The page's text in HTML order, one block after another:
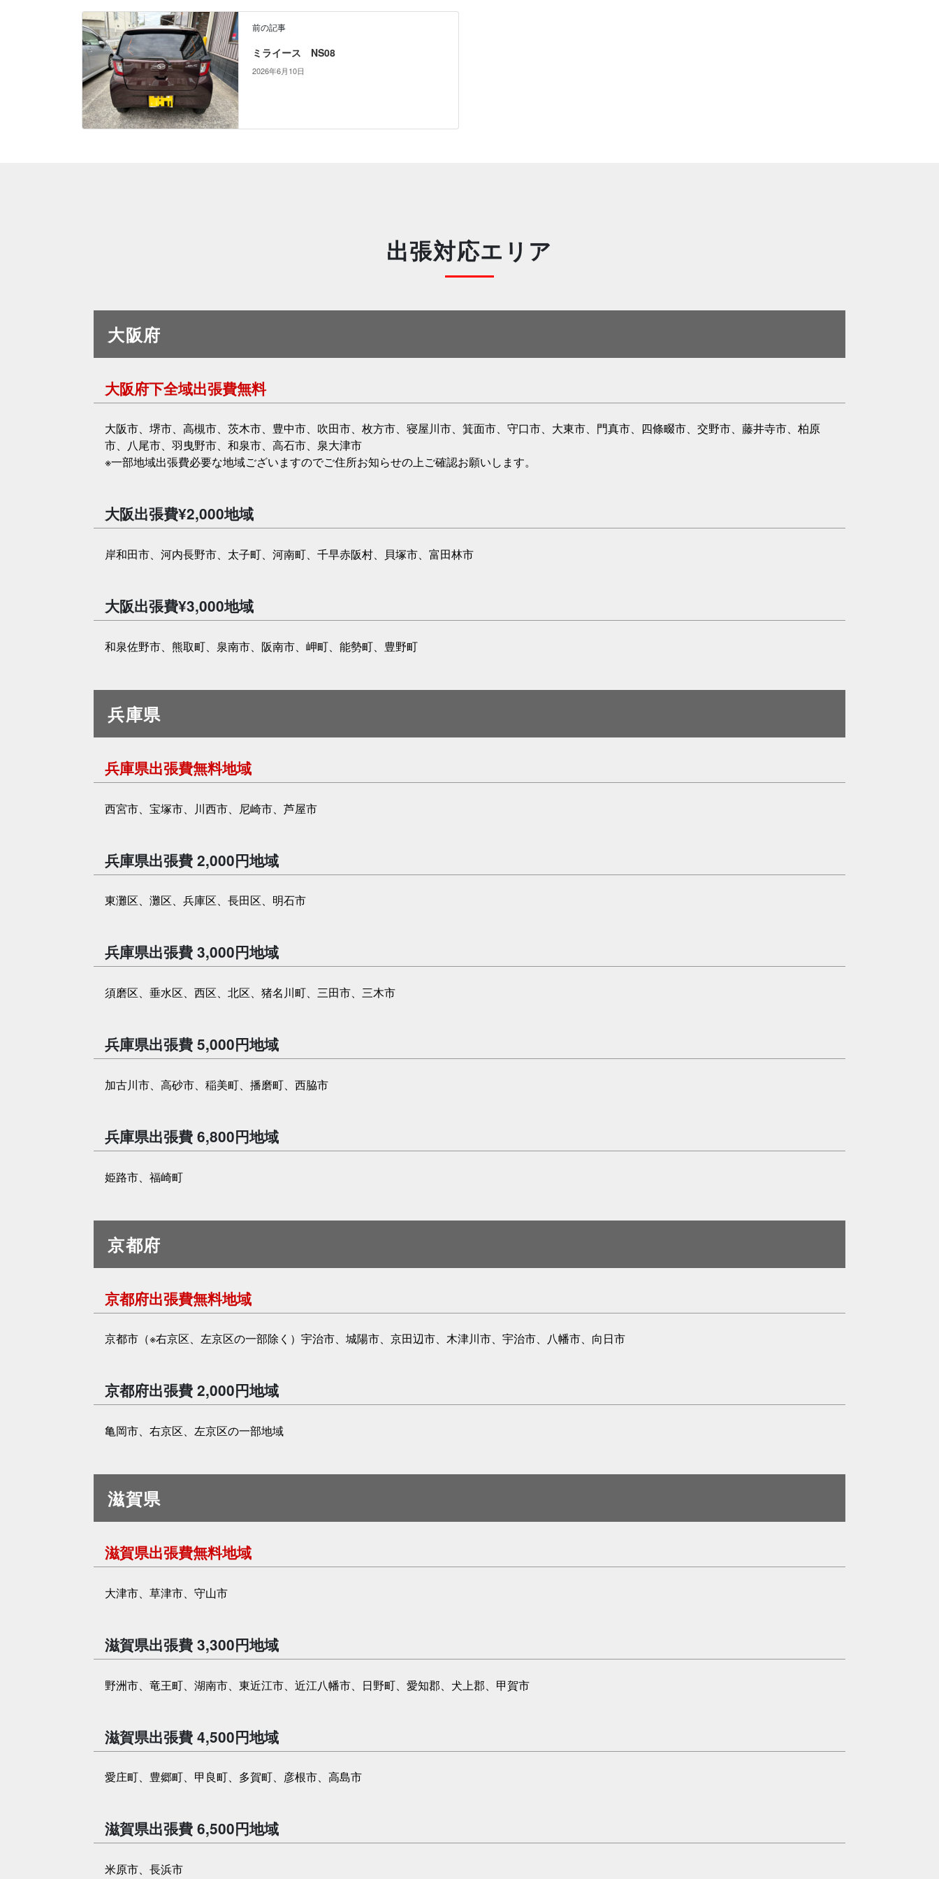
前の記事
ミライース NS08
2026年6月10日
出張対応エリア
大阪府
大阪府下全域出張費無料
大阪市、堺市、高槻市、茨木市、豊中市、吹田市、枚方市、寝屋川市、箕面市、守口市、大東市、門真市、四條畷市、交野市、藤井寺市、柏原
市、八尾市、羽曳野市、和泉市、高石市、泉大津市
※一部地域出張費必要な地域ございますのでご住所お知らせの上ご確認お願いします。
大阪出張費¥2,000地域
岸和田市、河内長野市、太子町、河南町、千早赤阪村、貝塚市、富田林市
大阪出張費¥3,000地域
和泉佐野市、熊取町、泉南市、阪南市、岬町、能勢町、豊野町
兵庫県
兵庫県出張費無料地域
西宮市、宝塚市、川西市、尼崎市、芦屋市
兵庫県出張費 2,000円地域
東灘区、灘区、兵庫区、長田区、明石市
兵庫県出張費 3,000円地域
須磨区、垂水区、西区、北区、猪名川町、三田市、三木市
兵庫県出張費 5,000円地域
加古川市、高砂市、稲美町、播磨町、西脇市
兵庫県出張費 6,800円地域
姫路市、福崎町
京都府
京都府出張費無料地域
京都市（※右京区、左京区の一部除く）宇治市、城陽市、京田辺市、木津川市、宇治市、八幡市、向日市
京都府出張費 2,000円地域
亀岡市、右京区、左京区の一部地域
滋賀県
滋賀県出張費無料地域
大津市、草津市、守山市
滋賀県出張費 3,300円地域
野洲市、竜王町、湖南市、東近江市、近江八幡市、日野町、愛知郡、犬上郡、甲賀市
滋賀県出張費 4,500円地域
愛庄町、豊郷町、甲良町、多賀町、彦根市、高島市
滋賀県出張費 6,500円地域
米原市、長浜市